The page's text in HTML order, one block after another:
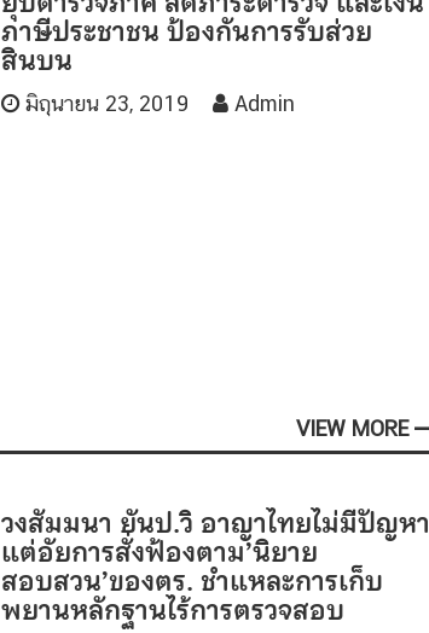
ภาษีประชาชน ป้องกันการรับส่วย
สินบน
มิถุนายน 23, 2019 Admin
VIEW MORE
วงสัมมนา ยันป.วิ อาญาไทยไม่มีปัญหา
แต่อัยการสั่งฟ้องตาม’นิยาย
สอบสวน’ของตร. ชำแหละการเก็บ
พยานหลักฐานไร้การตรวจสอบ